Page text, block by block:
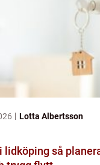
Lotta Albertsson
så planerar du en